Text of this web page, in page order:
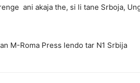
ani akaja the, si li tane Srboja,
M-Roma Press lendo tar N1 Srbija